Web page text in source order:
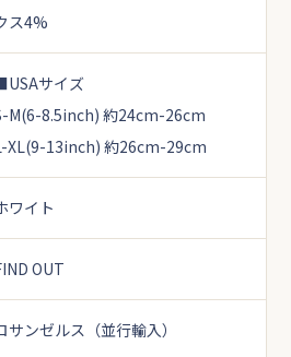
ス4%
サイズ
M(6-8.5inch) 約24cm-26cm
XL(9-13inch) 約26cm-29cm
ワイト
OUT
サンゼルス（並行輸入）